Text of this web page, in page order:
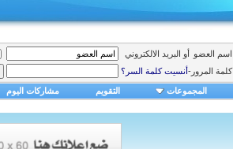
اسم العضو أو البريد الالكتروني
كلمة المرور-أنسيت كلمة السر؟
المجموعات التقويم مشاركات اليوم